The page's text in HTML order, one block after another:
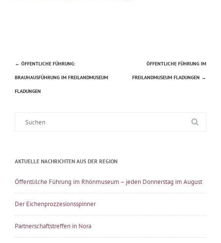
Beitragsnavigation
← ÖFFENTLICHE FÜHRUNG:
BRAUHAUSFÜHRUNG IM FREILANDMUSEUM
FLADUNGEN
ÖFFENTLICHE FÜHRUNG IM
FREILANDMUSEUM FLADUNGEN →
AKTUELLE NACHRICHTEN AUS DER REGION
Öffentlilche Führung im Rhönmuseum – jeden Donnerstag im August
Der Eichenprozzesionsspinner
Partnerschaftstreffen in Nora